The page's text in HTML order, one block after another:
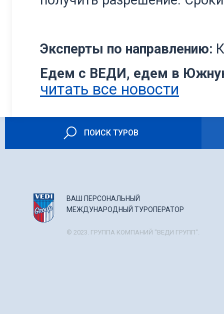
Эксперты по направлению:
Едем с ВЕДИ, едем в
читать все новости
ПОИСК ТУРОВ
ВАШ ПЕРСОНАЛЬНЫЙ
МЕЖДУНАРОДНЫЙ ТУРОПЕРАТОР
© 2023. ГРУППА КОМПАНИЙ "ВЕДИ ГРУПП".